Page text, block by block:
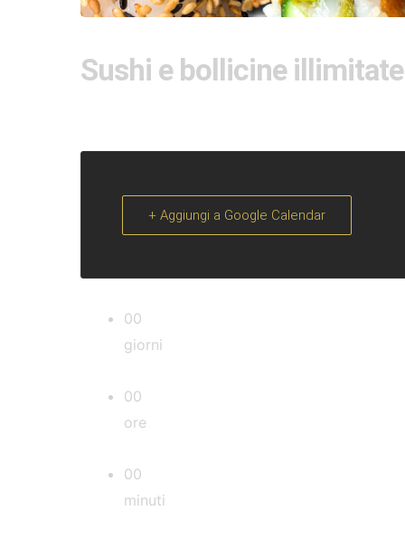
Sushi e bollicine illimitate
+ Aggiungi a Google Calendar
00
giorni
00
ore
00
minuti